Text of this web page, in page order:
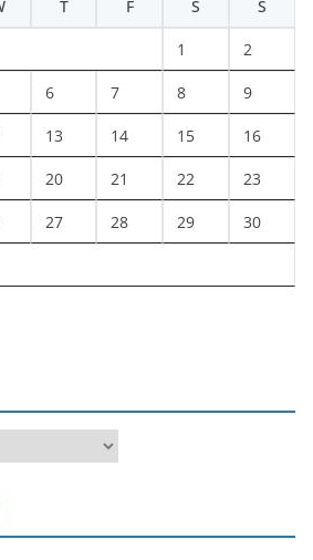
T F S S
1 2
6 7 8 9
13 14 15 16
20 21 22 23
27 28 29 30